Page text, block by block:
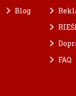
Blog
FAQ